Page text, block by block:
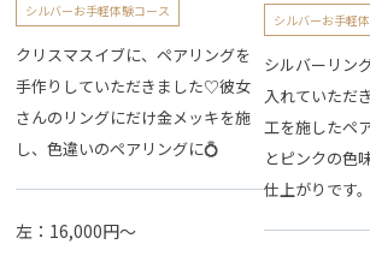
シルバーお手軽体験コース
クリスマスイブに、ペアリングを
手作りしていただきました♡彼女
さんのリングにだけ金メッキを施
し、色違いのペアリングに💍
左：16,000円～
シルバーお手軽
シルバーリン
入れていただ
工を施したペ
とピンクの色
仕上がりです。